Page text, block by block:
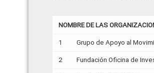
NOMBRE DE LAS
1 Grupo de Apoyo al
2 Fundación Oficina de